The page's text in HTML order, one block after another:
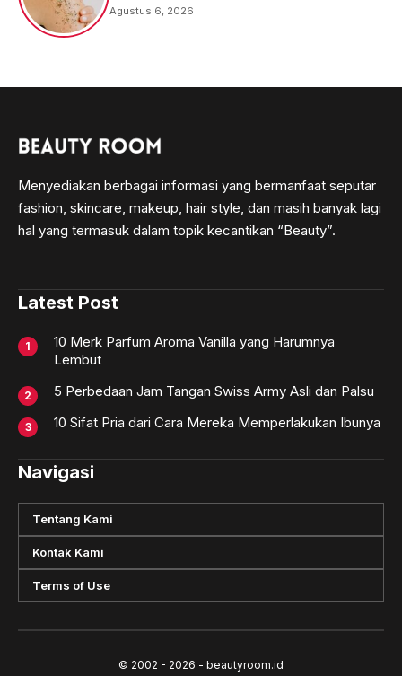
Agustus 6, 2026
Menyediakan berbagai informasi yang bermanfaat seputar
fashion, skincare, makeup, hair style, dan masih banyak lagi
hal yang termasuk dalam topik kecantikan “Beauty”.
Latest Post
10 Merk Parfum Aroma Vanilla yang Harumnya
Lembut
5 Perbedaan Jam Tangan Swiss Army Asli dan Palsu
10 Sifat Pria dari Cara Mereka Memperlakukan Ibunya
Navigasi
Tentang Kami
Kontak Kami
Terms of Use
© 2002 - 2026 - beautyroom.id